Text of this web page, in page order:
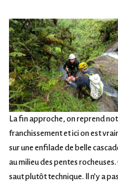
La fin approche, on reprend
franchissement et ici on est
sur une enfilade de belle
au milieu des pentes
saut plutôt technique. Il n’y a